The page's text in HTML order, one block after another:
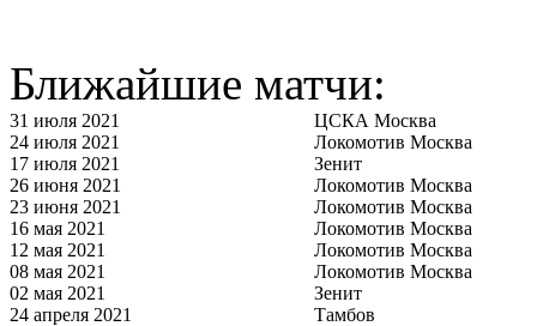
Ближайшие матчи:
31 июля 2021
ЦСКА Москва
24 июля 2021
Локомотив Москва
17 июля 2021
Зенит
26 июня 2021
Локомотив Москва
23 июня 2021
Локомотив Москва
16 мая 2021
Локомотив Москва
12 мая 2021
Локомотив Москва
08 мая 2021
Локомотив Москва
02 мая 2021
Зенит
24 апреля 2021
Тамбов